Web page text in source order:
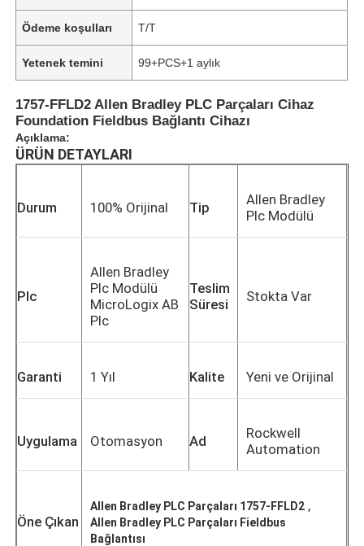
Ödeme koşulları T/T
Yetenek temini 99+PCS+1 aylık
1757-FFLD2 Allen Bradley PLC Parçaları Cihaz
Foundation Fieldbus Bağlantı Cihazı
Açıklama:
ÜRÜN DETAYLARI
Durum 100% Orijinal Tip
Allen Bradley
Plc Modülü
Plc
Allen Bradley
Plc Modülü
MicroLogix AB
Plc
Teslim
Süresi
Stokta Var
Garanti 1 Yıl Kalite Yeni ve Orijinal
Uygulama Otomasyon Ad
Rockwell
Automation
Öne Çıkan
Allen Bradley PLC Parçaları 1757-FFLD2 ,
Allen Bradley PLC Parçaları Fieldbus
Bağlantısı